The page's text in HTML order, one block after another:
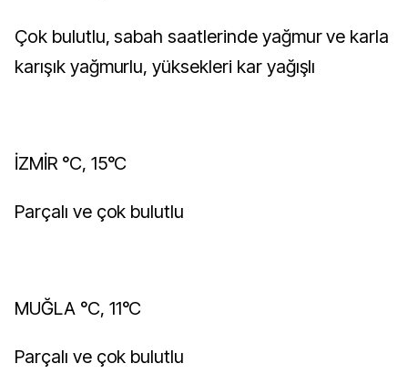
Çok bulutlu, sabah saatlerinde yağmur ve karla
karışık yağmurlu, yüksekleri kar yağışlı
İZMİR °C, 15°C
Parçalı ve çok bulutlu
MUĞLA °C, 11°C
Parçalı ve çok bulutlu